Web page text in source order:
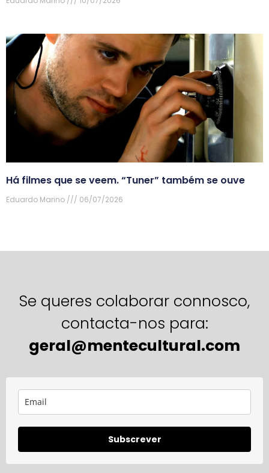
Há filmes que se veem. “Tuner” também se ouve
Eduardo Marino 06/07/2026
Se queres colaborar connosco,
contacta-nos para:
geral@mentecultural.com
Subscrever